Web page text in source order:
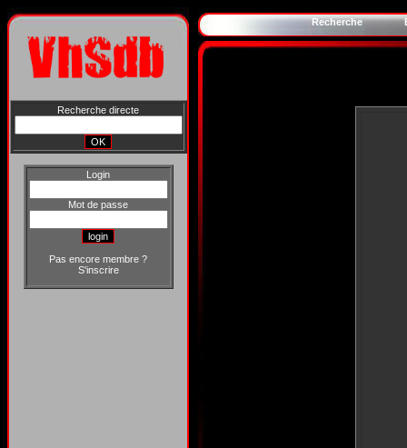
Recherche directe
Login
Mot de passe
Pas encore membre ?
S'inscrire
Recherche